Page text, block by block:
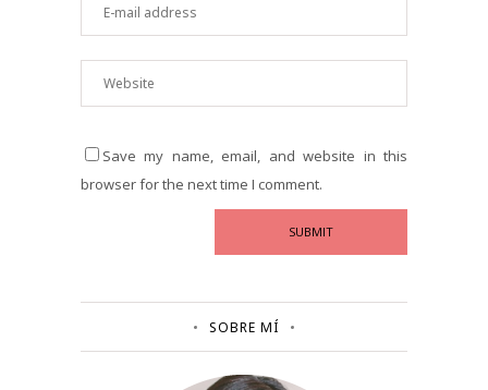
Save my name, email, and website in this
browser for the next time I comment.
SOBRE MÍ